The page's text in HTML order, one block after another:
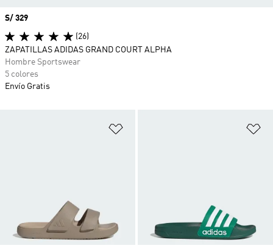
Precio
S/ 329
(26)
ZAPATILLAS ADIDAS GRAND COURT ALPHA
Hombre Sportswear
5 colores
Envío Gratis